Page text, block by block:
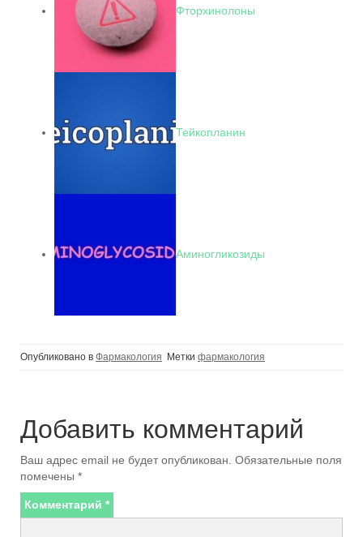
Фторхинолоны
Тейкопланин
Аминогликозиды
Опубликовано в Фармакология Метки фармакология
Добавить комментарий
Ваш адрес email не будет опубликован. Обязательные поля
помечены *
Комментарий *